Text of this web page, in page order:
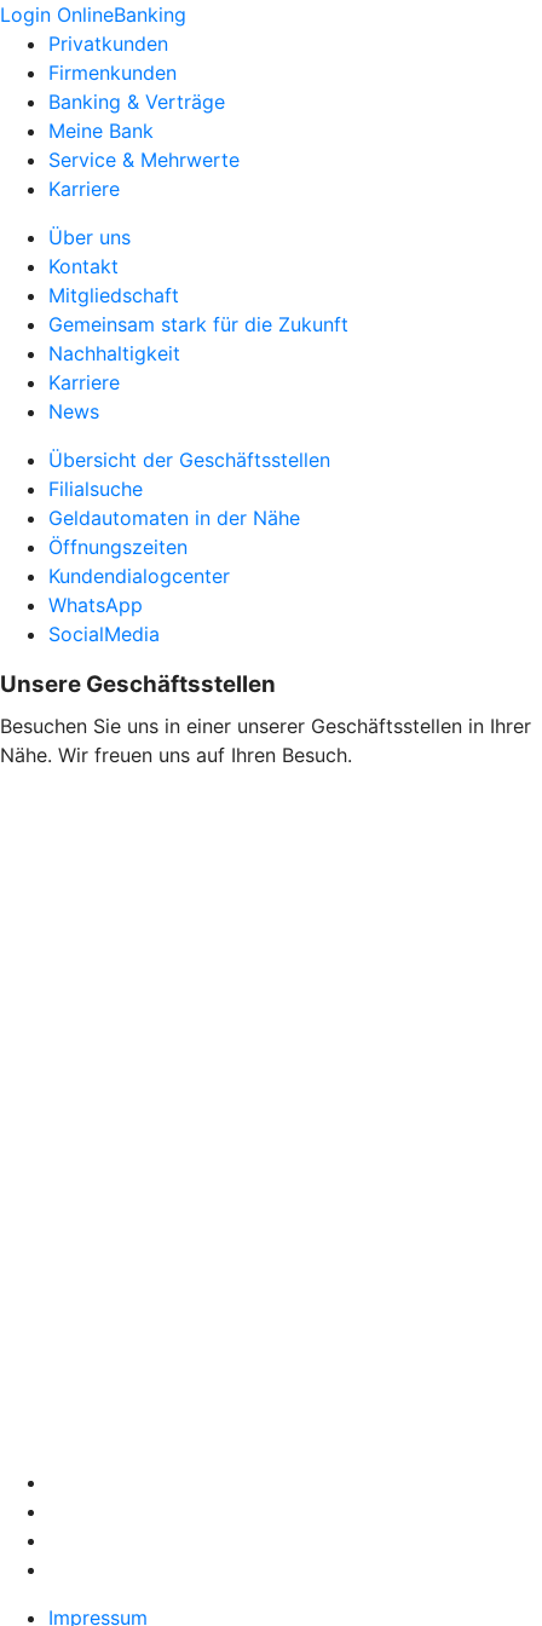
Login OnlineBanking
Privatkunden
Firmenkunden
Banking & Verträge
Meine Bank
Service & Mehrwerte
Karriere
Über uns
Kontakt
Mitgliedschaft
Gemeinsam stark für die Zukunft
Nachhaltigkeit
Karriere
News
Übersicht der Geschäftsstellen
Filialsuche
Geldautomaten in der Nähe
Öffnungszeiten
Kundendialogcenter
WhatsApp
SocialMedia
Unsere Geschäftsstellen
Besuchen Sie uns in einer unserer Geschäftsstellen in Ihrer
Nähe. Wir freuen uns auf Ihren Besuch.
Impressum